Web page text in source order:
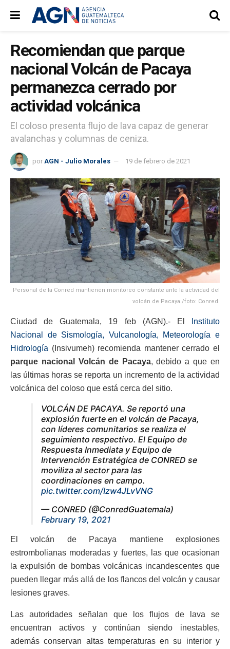
Recomiendan que parque
nacional Volcán de Pacaya
permanezca cerrado por
actividad volcánica
El coloso presenta flujo de lava capaz de generar
avalanchas y columnas de ceniza.
por AGN - Julio Morales 19 de febrero de 2021
Personal de la Conred mantienen monitoreo constante ante la actividad del
volcán de Pacaya./foto: Conred.
Ciudad de Guatemala, 19 feb (AGN).- El
Instituto
Nacional de Sismología, Vulcanología, Meteorología e
Hidrología (Insivumeh) recomienda mantener cerrado el
parque nacional Volcán de Pacaya, debido a que en
las últimas horas se reporta un incremento de la actividad
volcánica del coloso que está cerca del sitio.
VOLCÁN DE PACAYA. Se reportó una
explosión fuerte en el volcán de Pacaya,
con líderes comunitarios se realiza el
seguimiento respectivo. El Equipo de
Respuesta Inmediata y Equipo de
Intervención Estratégica de CONRED se
moviliza al sector para las
coordinaciones en campo.
pic.twitter.com/Izw4JLvVNG
— CONRED (@ConredGuatemala)
February 19, 2021
El volcán de Pacaya mantiene explosiones
estrombolianas moderadas y fuertes, las que ocasionan
la expulsión de bombas volcánicas incandescentes que
pueden llegar más allá de los flancos del volcán y causar
lesiones graves.
Las autoridades señalan que los flujos de lava se
encuentran activos y continúan siendo inestables,
además conservan altas temperaturas en su interior y